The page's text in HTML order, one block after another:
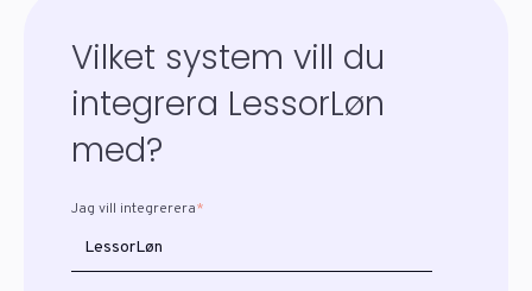
Vilket system vill du
integrera LessorLøn
med?
Jag vill integrerera*